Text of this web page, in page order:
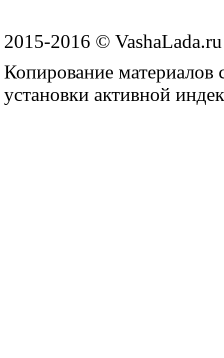
2015-2016 © VashaLada.ru
Копирование материалов
установки активной